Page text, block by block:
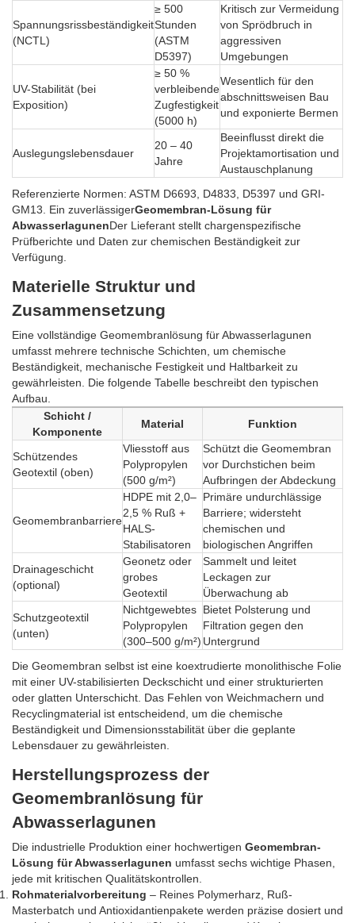
Spannungsrissbeständigkeit
(NCTL)
≥ 500
Stunden
(ASTM
D5397)
Kritisch zur Vermeidung
von Sprödbruch in
aggressiven
Umgebungen
UV-Stabilität (bei
Exposition)
≥ 50 %
verbleibende
Zugfestigkeit
(5000 h)
Wesentlich für den
abschnittsweisen Bau
und exponierte Bermen
Auslegungslebensdauer
20 – 40
Jahre
Beeinflusst direkt die
Projektamortisation und
Austauschplanung
Referenzierte Normen: ASTM D6693, D4833, D5397 und GRI-
GM13. Ein zuverlässigerGeomembran-Lösung für
AbwasserlagunenDer Lieferant stellt chargenspezifische
Prüfberichte und Daten zur chemischen Beständigkeit zur
Verfügung.
Materielle Struktur und
Zusammensetzung
Eine vollständige Geomembranlösung für Abwasserlagunen
umfasst mehrere technische Schichten, um chemische
Beständigkeit, mechanische Festigkeit und Haltbarkeit zu
gewährleisten. Die folgende Tabelle beschreibt den typischen
Aufbau.
Schicht /
Komponente
Material Funktion
Schützendes
Geotextil (oben)
Vliesstoff aus
Polypropylen
(500 g/m²)
Schützt die Geomembran
vor Durchstichen beim
Aufbringen der Abdeckung
Geomembranbarriere
HDPE mit 2,0–
2,5 % Ruß +
HALS-
Stabilisatoren
Primäre undurchlässige
Barriere; widersteht
chemischen und
biologischen Angriffen
Drainageschicht
(optional)
Geonetz oder
grobes
Geotextil
Sammelt und leitet
Leckagen zur
Überwachung ab
Schutzgeotextil
(unten)
Nichtgewebtes
Polypropylen
(300–500 g/m²)
Bietet Polsterung und
Filtration gegen den
Untergrund
Die Geomembran selbst ist eine koextrudierte monolithische Folie
mit einer UV-stabilisierten Deckschicht und einer strukturierten
oder glatten Unterschicht. Das Fehlen von Weichmachern und
Recyclingmaterial ist entscheidend, um die chemische
Beständigkeit und Dimensionsstabilität über die geplante
Lebensdauer zu gewährleisten.
Herstellungsprozess der
Geomembranlösung für
Abwasserlagunen
Die industrielle Produktion einer hochwertigen Geomembran-
Lösung für Abwasserlagunen umfasst sechs wichtige Phasen,
jede mit kritischen Qualitätskontrollen.
Rohmaterialvorbereitung – Reines Polymerharz, Ruß-
Masterbatch und Antioxidantienpakete werden präzise dosiert und